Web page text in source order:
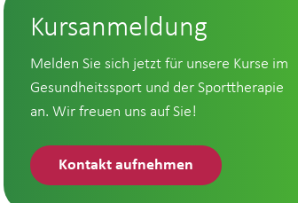
Kursanmeldung
Melden Sie sich jetzt für unsere Kurse im
Gesundheitssport und der Sporttherapie
an. Wir freuen uns auf Sie!
Kontakt aufnehmen